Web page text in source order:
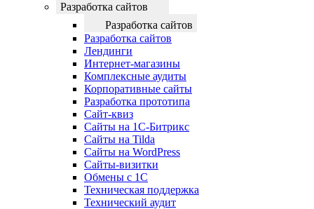
Разработка сайтов
Разработка сайтов
Разработка сайтов
Лендинги
Интернет-магазины
Комплексные аудиты
Корпоративные сайты
Разработка прототипа
Сайт-квиз
Сайты на 1С-Битрикс
Сайты на Tilda
Сайты на WordPress
Сайты-визитки
Обмены с 1С
Техническая поддержка
Технический аудит